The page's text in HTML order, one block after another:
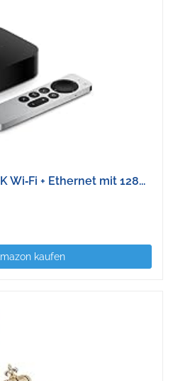
Wi‑Fi + Ethernet mit 128...
kaufen